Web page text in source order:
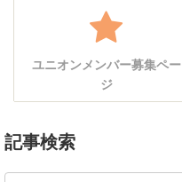
ユニオンメンバー募集ペー
ジ
記事検索